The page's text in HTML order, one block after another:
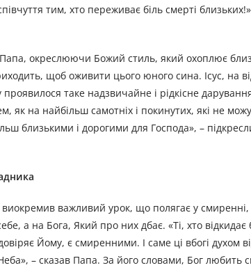
тим, хто переживає біль смерті
Папа, окреслюючи Божий стиль, який охоплює
щоб оживити цього юного сина. Ісус, на
таке надзвичайне і рідкісне
як на найбільш самотніх і покинутих, які не
близькими і дорогими для Господа», –
виокремив важливий урок, що полягає у
а на Бога, Який про них дбає. «Ті, хто відкидає
Йому, є смиренними. І саме ці вбогі духом
– сказав Папа. За його словами, Бог любить